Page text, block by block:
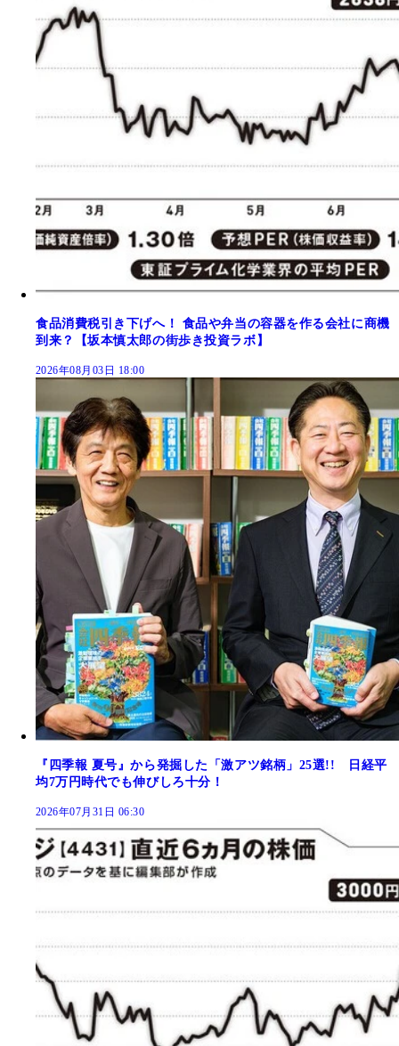
食品消費税引き下げへ！ 食品や弁当の容器を作る会社に商機
到来？【坂本慎太郎の街歩き投資ラボ】
2026年08月03日 18:00
『四季報 夏号』から発掘した「激アツ銘柄」25選!! 日経平
均7万円時代でも伸びしろ十分！
2026年07月31日 06:30